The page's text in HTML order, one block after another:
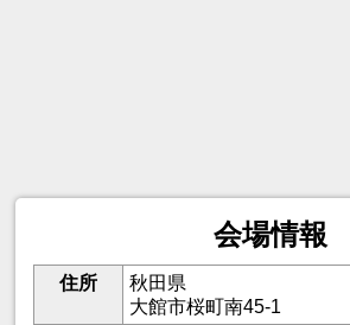
会場情報
住所
秋田県
大館市桜町南45-1